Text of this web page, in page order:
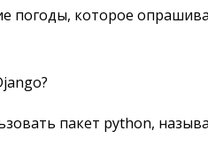
погоды, которое
пакет python,